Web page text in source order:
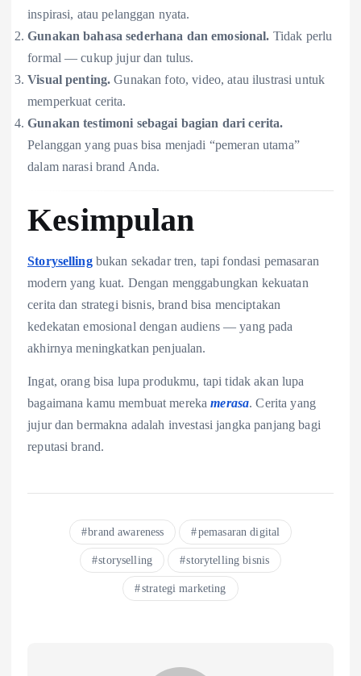
inspirasi, atau pelanggan nyata.
Gunakan bahasa sederhana dan emosional. Tidak perlu
formal — cukup jujur dan tulus.
Visual penting. Gunakan foto, video, atau ilustrasi untuk
memperkuat cerita.
Gunakan testimoni sebagai bagian dari cerita.
Pelanggan yang puas bisa menjadi “pemeran utama”
dalam narasi brand Anda.
Kesimpulan
Storysellingbukan sekadar tren, tapi fondasi pemasaran
modern yang kuat. Dengan menggabungkan kekuatan
cerita dan strategi bisnis, brand bisa menciptakan
kedekatan emosional dengan audiens — yang pada
akhirnya meningkatkan penjualan.
Ingat, orang bisa lupa produkmu, tapi tidak akan lupa
bagaimana kamu membuat merekamerasa. Cerita yang
jujur dan bermakna adalah investasi jangka panjang bagi
reputasi brand.
brand awareness pemasaran digital
storyselling storytelling bisnis
strategi marketing